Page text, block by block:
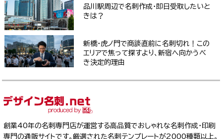
品川駅周辺で名刺作成・即日受取したいと
きは？
新橋・虎ノ門で商談直前に名刺切れ！この
エリアで焦って探すより、新宿へ向かうべ
き決定的理由
創業40年の名刺専門店が運営する高品質でおしゃれな名刺作成・印刷
専門の通販サイトです。厳選された名刺テンプレートが2000種類以上。